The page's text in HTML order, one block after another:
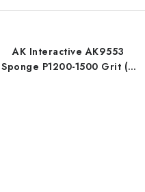
AK Interactive AK9553
Sponge P1200-1500 Grit (6